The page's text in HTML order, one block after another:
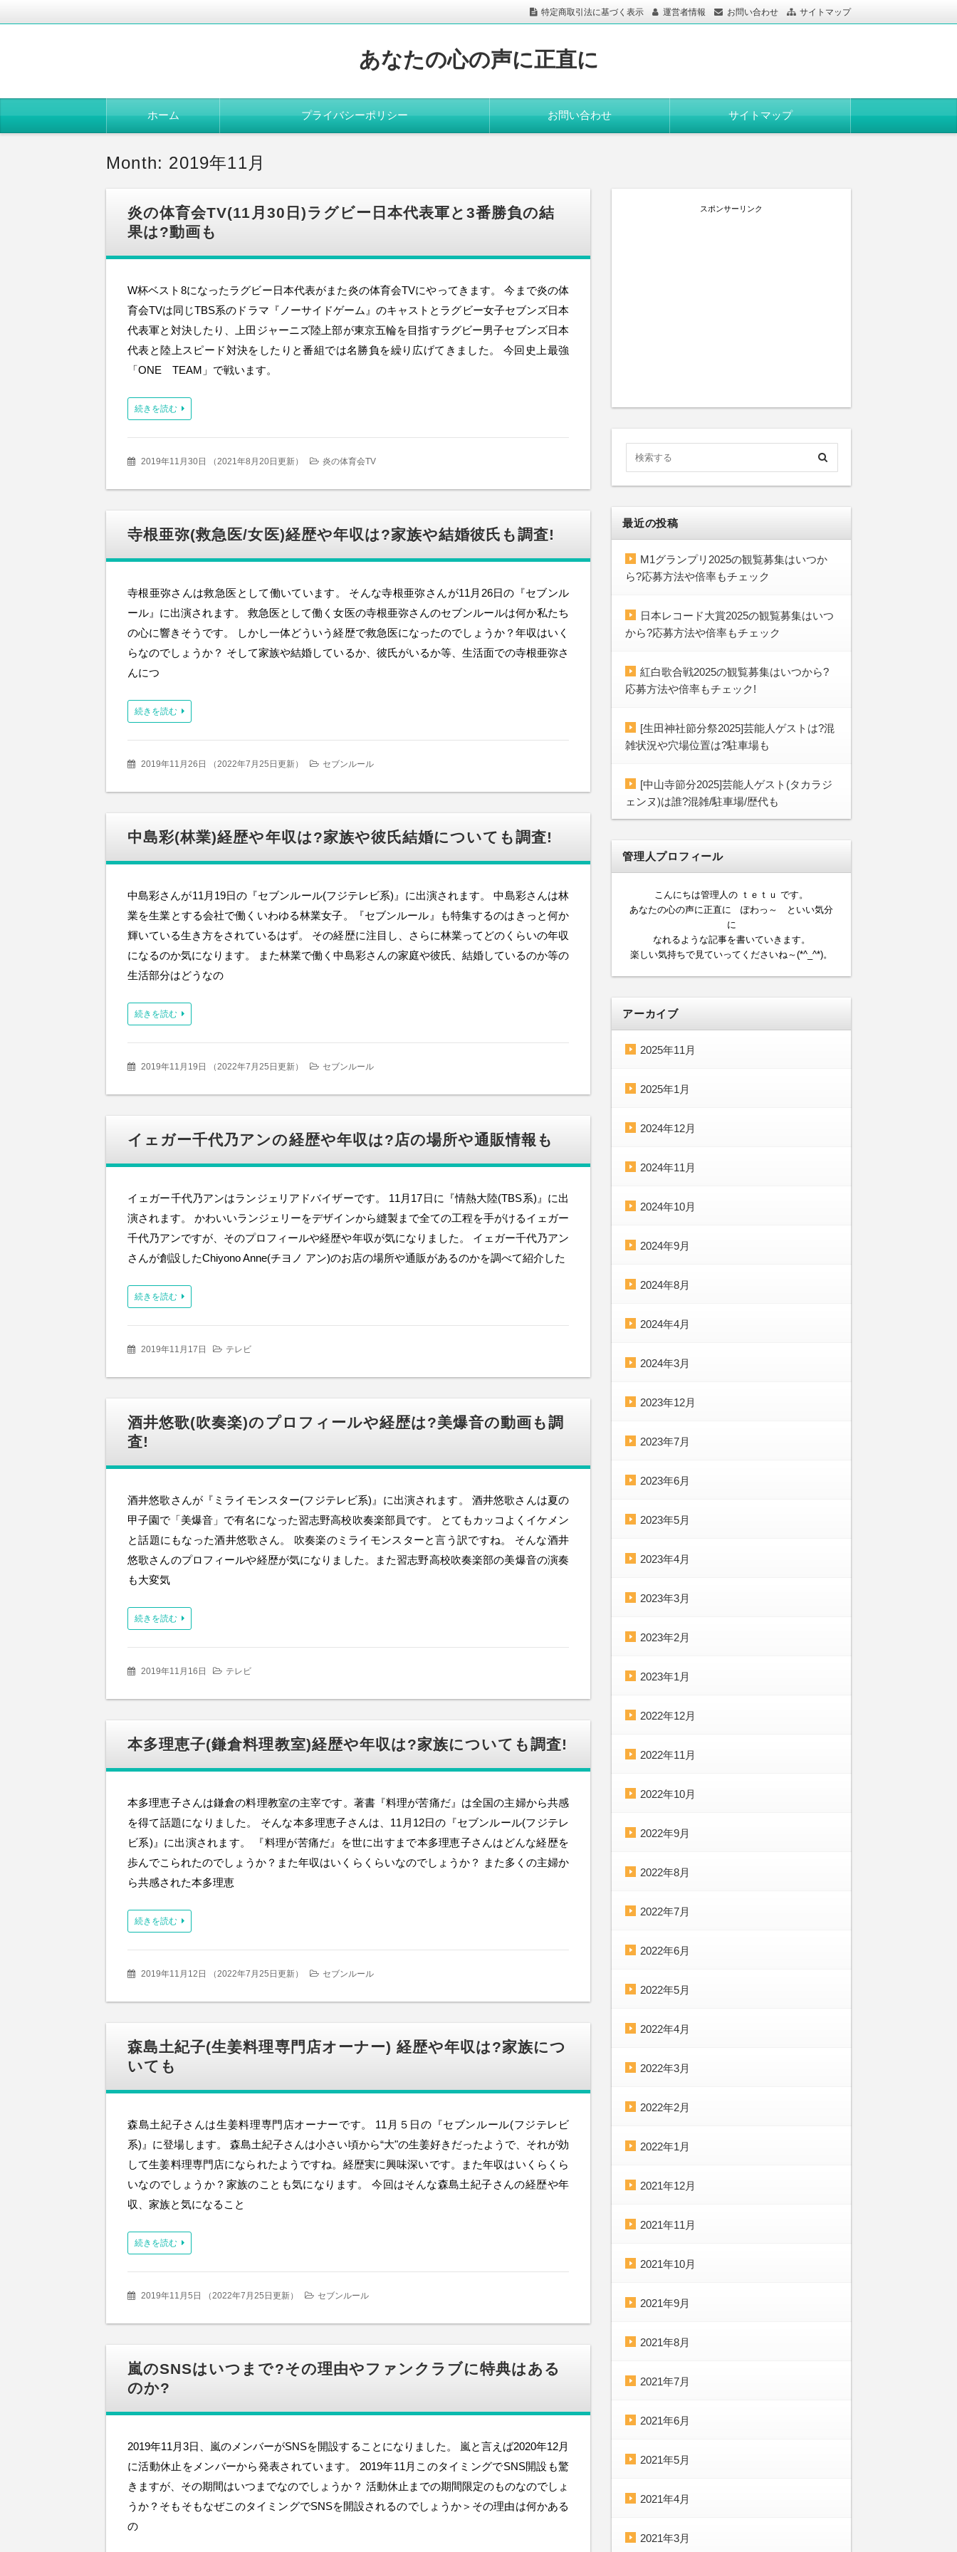
特定商取引法に基づく表示 運営者情報 お問い合わせ サイトマップ
あなたの心の声に正直に
ン
ホーム プライバシーポリシー お問い合わせ サイトマップ
Month: 2019年11月
炎の体育会TV(11月30日)ラグビー日本代表軍と3番勝負の結
果は?動画も
W杯ベスト8になったラグビー日本代表がまた炎の体育会TVにやってきます。 今まで炎の体
育会TVは同じTBS系のドラマ『ノーサイドゲーム』のキャストとラグビー女子セブンズ日本
代表軍と対決したり、上田ジャーニズ陸上部が東京五輪を目指すラグビー男子セブンズ日本
代表と陸上スピード対決をしたりと番組では名勝負を繰り広げてきました。 今回史上最強
「ONE TEAM」で戦います。
続きを読む
2019年11月30日 （2021年8月20日更新） 炎の体育会TV
寺根亜弥(救急医/女医)経歴や年収は?家族や結婚彼氏も調査!
寺根亜弥さんは救急医として働いています。 そんな寺根亜弥さんが11月26日の『セブンル
ール』に出演されます。 救急医として働く女医の寺根亜弥さんのセブンルールは何か私たち
の心に響きそうです。 しかし一体どういう経歴で救急医になったのでしょうか？年収はいく
らなのでしょうか？ そして家族や結婚しているか、彼氏がいるか等、生活面での寺根亜弥さ
んにつ
続きを読む
2019年11月26日 （2022年7月25日更新） セブンルール
中島彩(林業)経歴や年収は?家族や彼氏結婚についても調査!
中島彩さんが11月19日の『セブンルール(フジテレビ系)』に出演されます。 中島彩さんは林
業を生業とする会社で働くいわゆる林業女子。『セブンルール』も特集するのはきっと何か
輝いている生き方をされているはず。 その経歴に注目し、さらに林業ってどのくらいの年収
になるのか気になります。 また林業で働く中島彩さんの家庭や彼氏、結婚しているのか等の
生活部分はどうなの
続きを読む
2019年11月19日 （2022年7月25日更新） セブンルール
イェガー千代乃アンの経歴や年収は?店の場所や通販情報も
イェガー千代乃アンはランジェリアドバイザーです。 11月17日に『情熱大陸(TBS系)』に出
演されます。 かわいいランジェリーをデザインから縫製まで全ての工程を手がけるイェガー
千代乃アンですが、そのプロフィールや経歴や年収が気になりました。 イェガー千代乃アン
さんが創設したChiyono Anne(チヨノ アン)のお店の場所や通販があるのかを調べて紹介した
続きを読む
2019年11月17日 テレビ
酒井悠歌(吹奏楽)のプロフィールや経歴は?美爆音の動画も調
査!
酒井悠歌さんが『ミライモンスター(フジテレビ系)』に出演されます。 酒井悠歌さんは夏の
甲子園で「美爆音」で有名になった習志野高校吹奏楽部員です。 とてもカッコよくイケメン
と話題にもなった酒井悠歌さん。 吹奏楽のミライモンスターと言う訳ですね。 そんな酒井
悠歌さんのプロフィールや経歴が気になりました。また習志野高校吹奏楽部の美爆音の演奏
も大変気
続きを読む
2019年11月16日 テレビ
本多理恵子(鎌倉料理教室)経歴や年収は?家族についても調査!
本多理恵子さんは鎌倉の料理教室の主宰です。著書『料理が苦痛だ』は全国の主婦から共感
を得て話題になりました。 そんな本多理恵子さんは、11月12日の『セブンルール(フジテレ
ビ系)』に出演されます。 『料理が苦痛だ』を世に出すまで本多理恵子さんはどんな経歴を
歩んでこられたのでしょうか？また年収はいくらくらいなのでしょうか？ また多くの主婦か
ら共感された本多理恵
続きを読む
2019年11月12日 （2022年7月25日更新） セブンルール
森島土紀子(生姜料理専門店オーナー) 経歴や年収は?家族につ
いても
森島土紀子さんは生姜料理専門店オーナーです。 11月５日の『セブンルール(フジテレビ
系)』に登場します。 森島土紀子さんは小さい頃から“大"の生姜好きだったようで、それが効
して生姜料理専門店になられたようですね。経歴実に興味深いです。また年収はいくらくら
いなのでしょうか？家族のことも気になります。 今回はそんな森島土紀子さんの経歴や年
収、家族と気になること
続きを読む
2019年11月5日 （2022年7月25日更新） セブンルール
嵐のSNSはいつまで?その理由やファンクラブに特典はある
のか?
2019年11月3日、嵐のメンバーがSNSを開設することになりました。 嵐と言えば2020年12月
に活動休止をメンバーから発表されています。 2019年11月このタイミングでSNS開設も驚
きますが、その期間はいつまでなのでしょうか？ 活動休止までの期間限定のものなのでしょ
うか？そもそもなぜこのタイミングでSNSを開設されるのでしょうか＞その理由は何かある
の
スポンサーリンク
最近の投稿
M1グランプリ2025の観覧募集はいつか
ら?応募方法や倍率もチェック
日本レコード大賞2025の観覧募集はいつ
から?応募方法や倍率もチェック
紅白歌合戦2025の観覧募集はいつから?
応募方法や倍率もチェック!
[生田神社節分祭2025]芸能人ゲストは?混
雑状況や穴場位置は?駐車場も
[中山寺節分2025]芸能人ゲスト(タカラジ
ェンヌ)は誰?混雑/駐車場/歴代も
管理人プロフィール
こんにちは管理人の ｔｅｔｕ です。
あなたの心の声に正直に ぽわっ～ といい気分
に
なれるような記事を書いていきます。
楽しい気持ちで見ていってくださいね～(*^_^*)。
アーカイブ
2025年11月
2025年1月
2024年12月
2024年11月
2024年10月
2024年9月
2024年8月
2024年4月
2024年3月
2023年12月
2023年7月
2023年6月
2023年5月
2023年4月
2023年3月
2023年2月
2023年1月
2022年12月
2022年11月
2022年10月
2022年9月
2022年8月
2022年7月
2022年6月
2022年5月
2022年4月
2022年3月
2022年2月
2022年1月
2021年12月
2021年11月
2021年10月
2021年9月
2021年8月
2021年7月
2021年6月
2021年5月
2021年4月
2021年3月